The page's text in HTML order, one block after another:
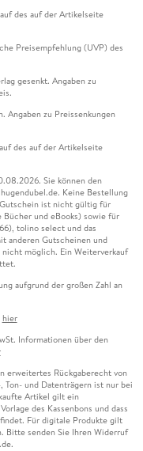
des auf der Artikelseite
Preisempfehlung (UVP) des
gesenkt. Angaben zu
Angaben zu Preissenkungen
des auf der Artikelseite
Sie können den
Keine Bestellung
ist nicht gültig für
und eBooks) sowie für
tolino select und das
anderen Gutscheinen und
nicht möglich. Ein Weiterverkauf
aufgrund der großen Zahl an
hier
Informationen über den
erweitertes Rückgaberecht von
Ton- und Datenträgern ist nur bei
Artikel gilt ein
des Kassenbons und dass
Für digitale Produkte gilt
Bitte senden Sie Ihren Widerruf